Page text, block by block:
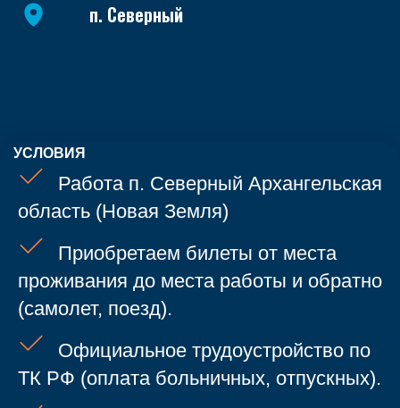
п. Северный
УСЛОВИЯ
Работа п. Северный Архангельская
область (Новая Земля)
Приобретаем билеты от места
проживания до места работы и обратно
(самолет, поезд).
Официальное трудоустройство по
ТК РФ (оплата больничных, отпускных).